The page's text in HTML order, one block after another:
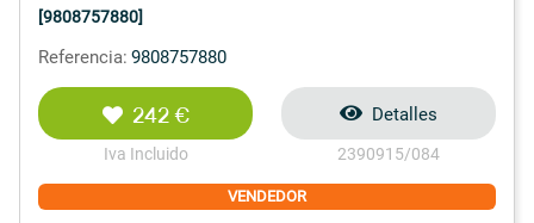
[9808757880]
Referencia: 9808757880
242 €
Iva Incluido
Detalles
2390915/084
VENDEDOR